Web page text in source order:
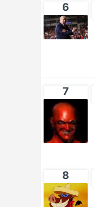
6
7
8